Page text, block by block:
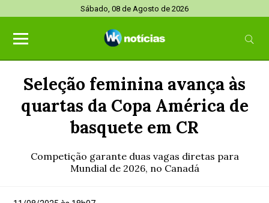
Sábado, 08 de Agosto de 2026
Seleção feminina avança às
quartas da Copa América de
basquete em CR
Competição garante duas vagas diretas para
Mundial de 2026, no Canadá